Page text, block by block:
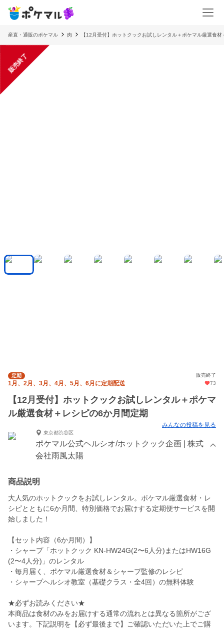
産直・通販のポケマル 肉 【12月受付】ホットクックお試しレンタル＋ポケマル厳選食
販売終了
定期 販売終了
1月、2月、3月、4月、5月、6月に定期配送 73
【12月受付】ホットクックお試しレンタル＋ポケマ
ル厳選食材＋レシピの6か月間定期
みんなの投稿を見る
東京都渋谷区
ポケマル公式ヘルシオ/ホットクック企画 | 株式
会社雨風太陽
商品説明
大人気のホットクックをお試しレンタル。ポケマル厳選食材・レ
シピとともに6か月間、特別価格でお届けする定期便サービスを開
始しました！
【セット内容（6か月間）】
・シャープ「ホットクック KN-HW24G(2〜6人分)またはHW16G
(2〜4人分)」のレンタル
・毎月届く、ポケマル厳選食材＆シャープ監修のレシピ
・シャープヘルシオ教室（基礎クラス・全4回）の無料体験
★必ずお読みください★
本商品は食材のみをお届けする通常の流れとは異なる箇所がござ
います。下記説明を【必ず最後まで】ご確認いただいた上でご購